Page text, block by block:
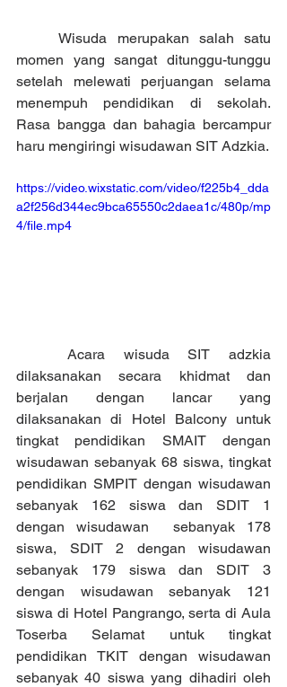
	Wisuda merupakan salah satu
momen yang sangat ditunggu-tunggu
setelah melewati perjuangan selama
menempuh pendidikan di sekolah.
Rasa bangga dan bahagia bercampur
https://video.wixstatic.com/video/f225b4_dda
a2f256d344ec9bca65550c2daea1c/480p/mp
4/file.mp4
dilaksanakan secara khidmat dan
berjalan dengan lancar yang
dilaksanakan di Hotel Balcony untuk
tingkat pendidikan SMAIT dengan
wisudawan sebanyak 68 siswa, tingkat
pendidikan SMPIT dengan wisudawan
sebanyak 162 siswa dan SDIT 1
dengan wisudawan  sebanyak 178
siswa, SDIT 2 dengan wisudawan
sebanyak 179 siswa dan SDIT 3
dengan wisudawan sebanyak 121
siswa di Hotel Pangrango, serta di Aula
Toserba Selamat untuk tingkat
pendidikan TKIT dengan wisudawan
sebanyak 40 siswa yang dihadiri oleh